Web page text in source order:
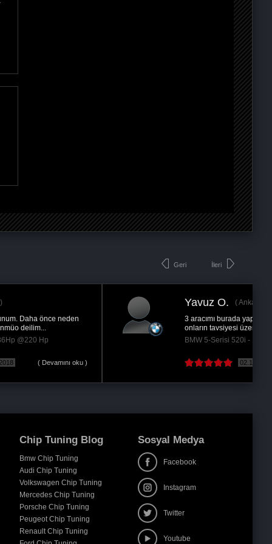
Geri
Ankara
3 aracımı burada yaptırdım, son aracımı alırken
onların tavsiyesi üzerine arac secimi yaptım.Tek...
BMW 5-Serisi 520i - 170Hp @220 Hp
( Devamını oku )
İleri
Chip Tuning Blog
Bmw Chip Tuning
Audi Chip Tuning
Volkswagen Chip Tuning
Mercedes Chip Tuning
Porsche Chip Tuning
Peugeot Chip Tuning
Renault Chip Tuning
Sosyal Medya
Facebook
Instagram
Twitter
Youtube